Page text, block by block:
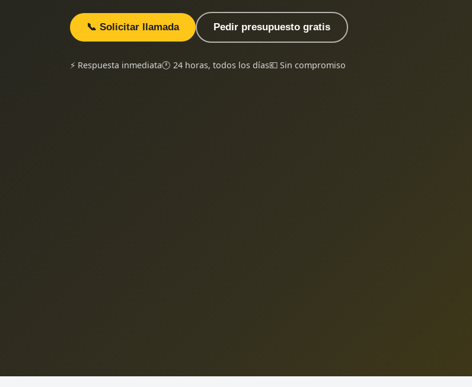
📞 Solicitar llamada Pedir presupuesto gratis
⚡ Respuesta inmediata🕐 24 horas, todos los días💶 Sin compromiso